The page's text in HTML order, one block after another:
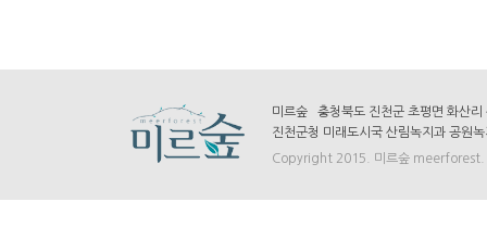
미르숲 충청북도 진천군 초평면 화
진천군청 미래도시국 산림녹지과 공
Copyright 2015. 미르숲